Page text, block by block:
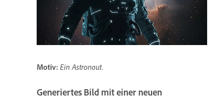
Motiv: Ein Astronaut.
Generiertes Bild mit einer neuen